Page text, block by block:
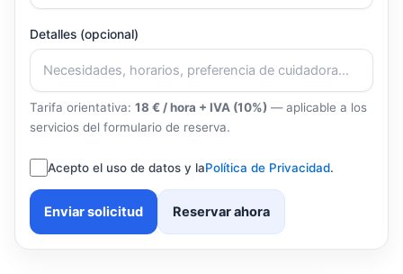
Detalles (opcional)
Tarifa orientativa: 18 € / hora + IVA (10%) — aplicable a los
servicios del formulario de reserva.
Acepto el uso de datos y laPolítica de Privacidad.
Enviar solicitud Reservar ahora